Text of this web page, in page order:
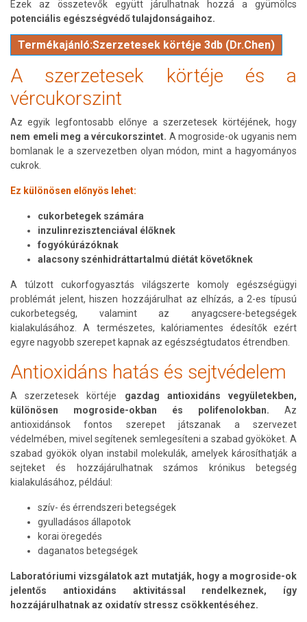
Ezek az összetevők együtt járulhatnak hozzá a gyümölcs
potenciális egészségvédő tulajdonságaihoz.
Termékajánló:Szerzetesek körtéje 3db (Dr.Chen)
A szerzetesek körtéje és a
vércukorszint
Az egyik legfontosabb előnye a szerzetesek körtéjének, hogy
nem emeli meg a vércukorszintet. A mogroside-ok ugyanis nem
bomlanak le a szervezetben olyan módon, mint a hagyományos
cukrok.
Ez különösen előnyös lehet:
cukorbetegek számára
inzulinrezisztenciával élőknek
fogyókúrázóknak
alacsony szénhidráttartalmú diétát követőknek
A túlzott cukorfogyasztás világszerte komoly egészségügyi
problémát jelent, hiszen hozzájárulhat az elhízás, a 2-es típusú
cukorbetegség, valamint az anyagcsere-betegségek
kialakulásához. A természetes, kalóriamentes édesítők ezért
egyre nagyobb szerepet kapnak az egészségtudatos étrendben.
Antioxidáns hatás és sejtvédelem
A szerzetesek körtéje gazdag antioxidáns vegyületekben,
különösen mogroside-okban és polifenolokban. Az
antioxidánsok fontos szerepet játszanak a szervezet
védelmében, mivel segítenek semlegesíteni a szabad gyököket. A
szabad gyökök olyan instabil molekulák, amelyek károsíthatják a
sejteket és hozzájárulhatnak számos krónikus betegség
kialakulásához, például:
szív- és érrendszeri betegségek
gyulladásos állapotok
korai öregedés
daganatos betegségek
Laboratóriumi vizsgálatok azt mutatják, hogy a mogroside-ok
jelentős antioxidáns aktivitással rendelkeznek, így
hozzájárulhatnak az oxidatív stressz csökkentéséhez.